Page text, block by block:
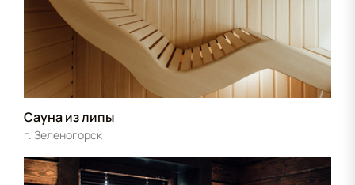
Сауна из липы
г. Зеленогорск